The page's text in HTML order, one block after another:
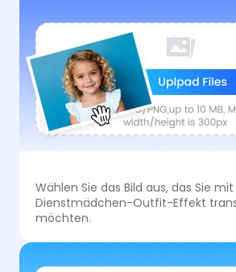
Wählen Sie das Bild aus, das Sie
Dienstmädchen-Outfit-Effekt
möchten.